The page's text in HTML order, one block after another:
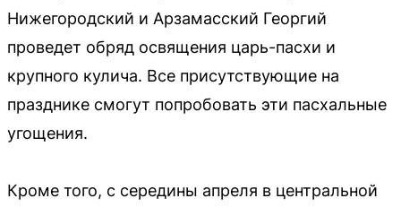
Нижегородский и Арзамасский Георгий
проведет обряд освящения царь-пасхи и
крупного кулича. Все присутствующие на
празднике смогут попробовать эти пасхальные
угощения.
Кроме того, с середины апреля в центральной